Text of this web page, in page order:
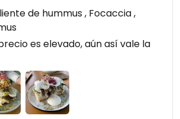
review on 2024-05-01
de hummus , Focaccia ,
es elevado, aún así vale la